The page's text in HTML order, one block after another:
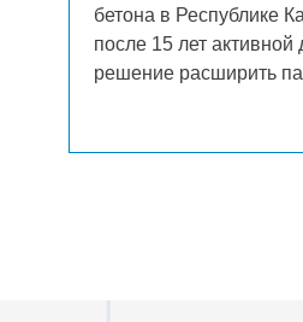
бетона в Республике
после 15 лет активной
решение расширить
турецкому бренду,